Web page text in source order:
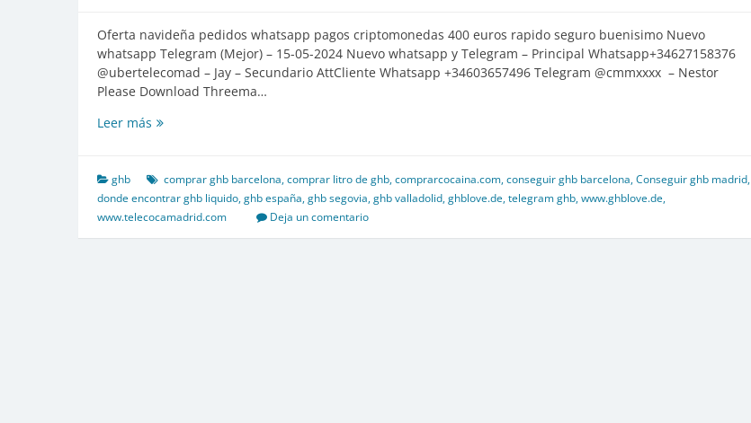
Oferta navideña pedidos whatsapp pagos criptomonedas 400 euros rapido seguro buenisimo Nuevo
whatsapp Telegram (Mejor) – 15-05-2024 Nuevo whatsapp y Telegram – Principal Whatsapp+34627158376
@ubertelecomad – Jay – Secundario AttCliente Whatsapp +34603657496 Telegram @cmmxxxx – Nestor
Please Download Threema…
Leer más Litros
en
Oferta
400
euros!!!
ghb comprar ghb barcelona,comprar litro de ghb,comprarcocaina.com,conseguir ghb barcelona,Conseguir ghb madrid,
donde encontrar ghb liquido,ghb españa,ghb segovia,ghb valladolid,ghblove.de,telegram ghb,www.ghblove.de,
www.telecocamadrid.com
Deja un comentario